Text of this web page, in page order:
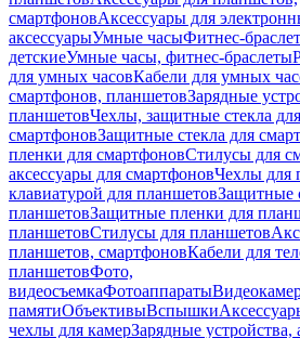
смартфоновАксессуары для
аксессуарыУмные часыФитнес-
детскиеУмные часы, фитнес-браслеты
для умных часовКабели для умных
смартфонов, планшетовЗарядные
планшетовЧехлы, защитные стекла
смартфоновЗащитные стекла для
пленки для смартфоновСтилусы для
аксессуары для смартфоновЧехлы для
клавиатурой для планшетовЗащитные
планшетовЗащитные пленки для
планшетовСтилусы для планшетов
планшетов, смартфоновКабели для
планшетовФото,
видеосъемкаФотоаппараты
памятиОбъективыВспышки
чехлы для камерЗарядные